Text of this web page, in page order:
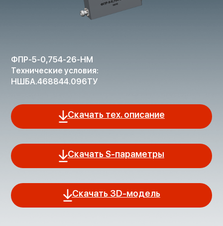
ФПР-5-0,754-26-НМ
Технические условия:
НШБА.468844.096ТУ
Скачать тех. описание
Скачать S-параметры
Скачать 3D-модель